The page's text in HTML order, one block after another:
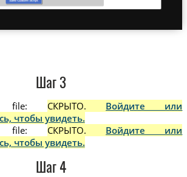
Шаг 3
file: СКРЫТО. Войдите или
чтобы увидеть.
file:
СКРЫТО. Войдите или
чтобы увидеть.
Шаг 4